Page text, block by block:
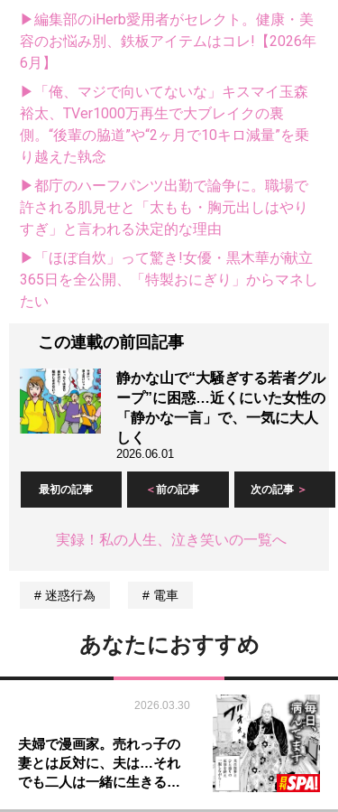
▶編集部のiHerb愛用者がセレクト。健康・美
容のお悩み別、鉄板アイテムはコレ!【2026年
6月】
▶「俺、マジで向いてないな」キスマイ玉森
裕太、TVer1000万再生で大ブレイクの裏
側。“後輩の脇道”や“2ヶ月で10キロ減量”を乗
り越えた執念
▶都庁のハーフパンツ出勤で論争に。職場で
許される肌見せと「太もも・胸元出しはやり
すぎ」と言われる決定的な理由
▶「ほぼ自炊」って驚き!女優・黒木華が献立
365日を全公開、「特製おにぎり」からマネし
たい
この連載の前回記事
静かな山で“大騒ぎする若者グル
ープ”に困惑…近くにいた女性の
「静かな一言」で、一気に大人
しく
2026.06.01
最初の記事 前の記事 次の記事
実録！私の人生、泣き笑いの一覧へ
迷惑行為 電車
あなたにおすすめ
2026.03.30
夫婦で漫画家。売れっ子の
妻とは反対に、夫は…それ
でも二人は一緒に生きる…